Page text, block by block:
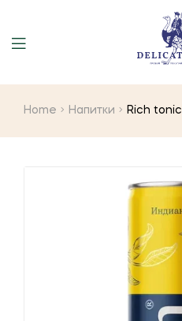
Home Напитки Rich tonic